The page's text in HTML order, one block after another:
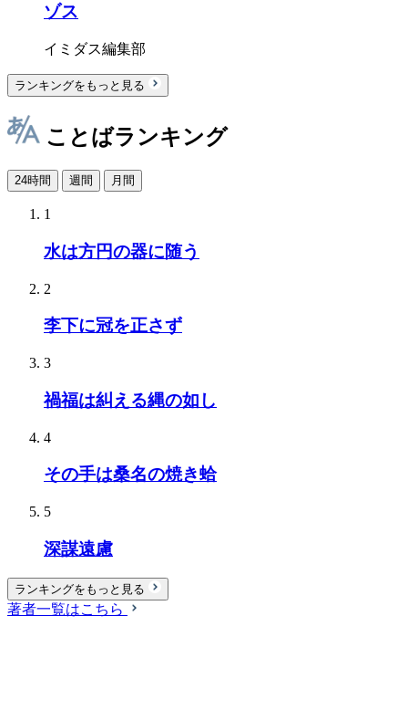
ゾス
イミダス編集部
ランキングをもっと見る
ことばランキング
24時間 週間 月間
1
水は方円の器に随う
2
李下に冠を正さず
3
禍福は糾える縄の如し
4
その手は桑名の焼き蛤
5
深謀遠慮
ランキングをもっと見る
著者一覧はこちら